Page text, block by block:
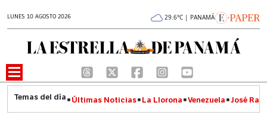
LUNES 10 AGOSTO 2026 29.6°C | PANAMÁ
Últimas Noticias La Llorona Venezuela José